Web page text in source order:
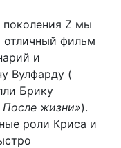
поколения Z мы
отличный фильм
и
Вулфарду (
Брику
жизни»).
роли Криса и